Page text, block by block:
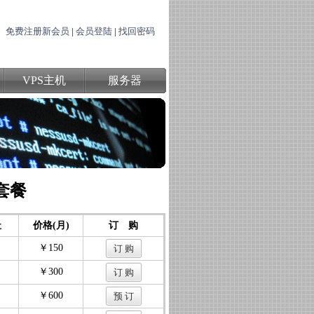
免费注册新会员 | 会员登陆 | 找回密码
VPS主机 服务器
餐
价格(月) 订 购
￥150
￥300
￥600